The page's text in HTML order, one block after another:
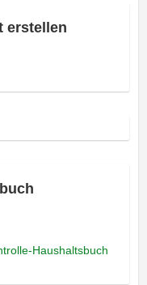
erstellen
Haushaltsbuch